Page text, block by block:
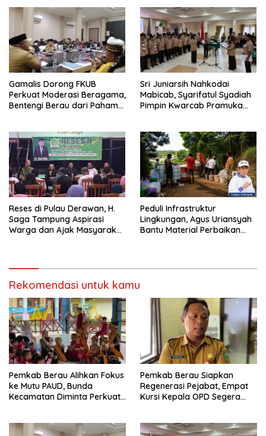
Gamalis Dorong FKUB
Perkuat Moderasi Beragama,
Bentengi Berau dari Paham
Sri Juniarsih Nahkodai
Mabicab, Syarifatul Syadiah
Pimpin Kwarcab Pramuka
Reses di Pulau Derawan, H.
Saga Tampung Aspirasi
Warga dan Ajak Masyarakat
Peduli Infrastruktur
Lingkungan, Agus Uriansyah
Bantu Material Perbaikan
Rekomendasi untuk kamu
Pemkab Berau Alihkan Fokus
ke Mutu PAUD, Bunda
Kecamatan Diminta Perkuat
Pemkab Berau Siapkan
Regenerasi Pejabat, Empat
Kursi Kepala OPD Segera